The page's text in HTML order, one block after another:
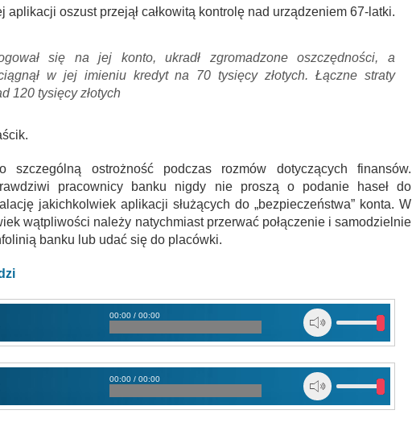
aplikacji oszust przejął całkowitą kontrolę nad urządzeniem 67-latki.
się na jej konto, ukradł zgromadzone oszczędności, a
w jej imieniu kredyt na 70 tysięcy złotych. Łączne straty
120 tysięcy złotych
szczególną ostrożność podczas rozmów dotyczących finansów.
pracownicy banku nigdy nie proszą o podanie haseł do
jakichkolwiek aplikacji służących do „bezpieczeństwa” konta. W
wątpliwości należy natychmiast przerwać połączenie i samodzielnie
banku lub udać się do placówki.
00:00 / 00:00
00:00 / 00:00